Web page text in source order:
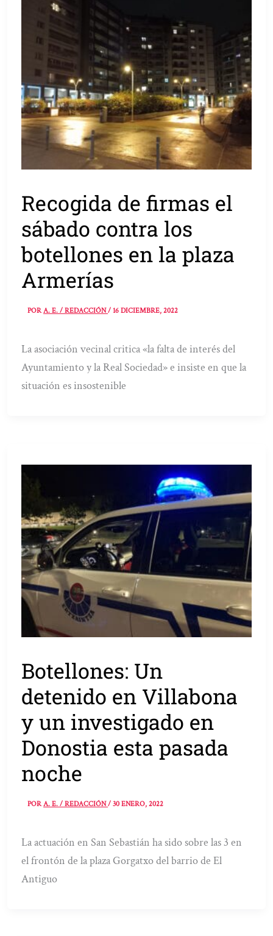
Recogida de firmas el
sábado contra los
botellones en la plaza
Armerías
PORA. E. / REDACCIÓN/16 DICIEMBRE, 2022
La asociación vecinal critica «la falta de interés del
Ayuntamiento y la Real Sociedad» e insiste en que la
situación es insostenible
Botellones: Un
detenido en Villabona
y un investigado en
Donostia esta pasada
noche
PORA. E. / REDACCIÓN/30 ENERO, 2022
La actuación en San Sebastián ha sido sobre las 3 en
el frontón de la plaza Gorgatxo del barrio de El
Antiguo